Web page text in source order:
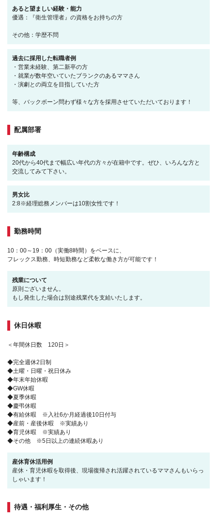
あると望ましい経験・能力
優遇：『衛生管理者』の資格をお持ちの方
その他：学歴不問
過去に採用した転職者例
・営業未経験、第二新卒の方
・就業が数年空いていたブランクのあるママさん
・演劇との両立を目指していた方
等、バックボーン問わず様々な方を採用させていただいております！
配属部署
年齢構成
20代から40代まで幅広い年代の方々が在籍中です。ぜひ、いろんな方と
交流してみて下さい。
男女比
2:8※経理総務メンバーは10割女性です！
勤務時間
10：00～19：00（実働8時間）をベースに、
フレックス勤務、時短勤務など柔軟な働き方が可能です！
残業について
原則ございません。
もし発生した場合は別途残業代を支給いたします。
休日休暇
＜年間休日数 120日＞
◆完全週休2日制
◆土曜・日曜・祝日休み
◆年末年始休暇
◆GW休暇
◆夏季休暇
◆慶弔休暇
◆有給休暇 ※入社6か月経過後10日付与
◆産前・産後休暇 ※実績あり
◆育児休暇 ※実績あり
◆その他 ※5日以上の連続休暇あり
産休育休活用例
産休・育児休暇を取得後、現場復帰され活躍されているママさんもいらっ
しゃいます！
待遇・福利厚生・その他